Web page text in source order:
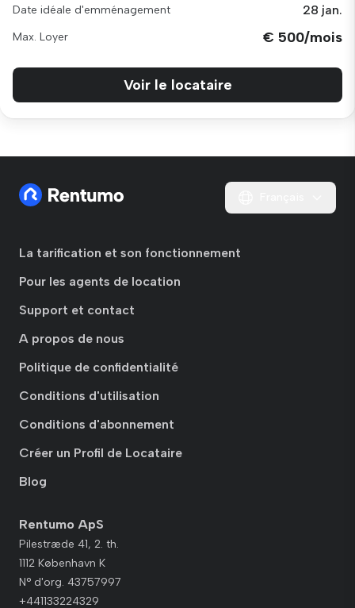
Date idéale d'emménagement 28 jan.
Max. Loyer € 500/mois
Voir le locataire
La tarification et son fonctionnement
Pour les agents de location
Support et contact
A propos de nous
Politique de confidentialité
Conditions d'utilisation
Conditions d'abonnement
Créer un Profil de Locataire
Blog
Rentumo ApS
Pilestræde 41, 2. th.
1112 København K
N° d'org. 43757997
+441133224329